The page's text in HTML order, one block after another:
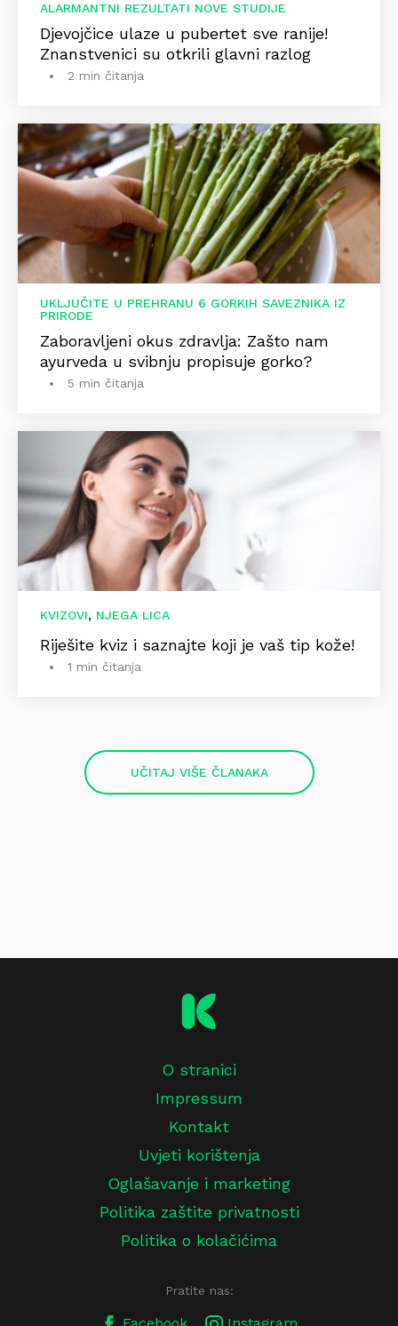
ALARMANTNI REZULTATI NOVE STUDIJE
Djevojčice ulaze u pubertet sve ranije!
Znanstvenici su otkrili glavni razlog
2 min čitanja
UKLJUČITE U PREHRANU 6 GORKIH SAVEZNIKA IZ
PRIRODE
Zaboravljeni okus zdravlja: Zašto nam
ayurveda u svibnju propisuje gorko?
5 min čitanja
KVIZOVI, NJEGA LICA
Riješite kviz i saznajte koji je vaš tip kože!
1 min čitanja
UČITAJ VIŠE ČLANAKA
O stranici
Impressum
Kontakt
Uvjeti korištenja
Oglašavanje i marketing
Politika zaštite privatnosti
Politika o kolačićima
Pratite nas: